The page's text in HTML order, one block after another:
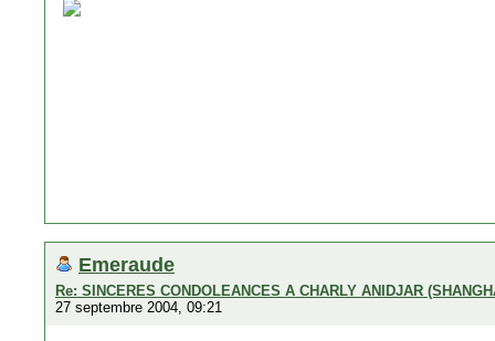
Emeraude
Re: SINCERES CONDOLEANCES A CHARLY ANIDJAR
27 septembre 2004, 09:21